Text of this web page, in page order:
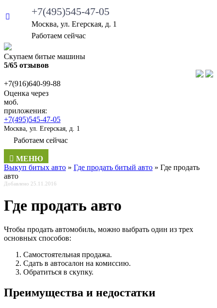
+7(495)545-47-05
Москва, ул. Егерская, д. 1
Работаем сейчас
Скупаем битые машины
5/65 отзывов
+7(916)640-99-88
Оценка через
моб.
приложения:
+7(495)545-47-05
Москва, ул. Егерская, д. 1
Работаем сейчас
МЕНЮ
Выкуп битых авто » Где продать битый авто » Где продать
авто
Добавлено 25.11.2016
Где продать авто
Чтобы продать автомобиль, можно выбрать один из трех
основных способов:
Самостоятельная продажа.
Сдать в автосалон на комиссию.
Обратиться в скупку.
Преимущества и недостатки